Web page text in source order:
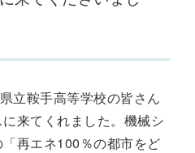
立鞍手高等学校の皆さん
来てくれました。機械シ
再エネ100％の都市をど